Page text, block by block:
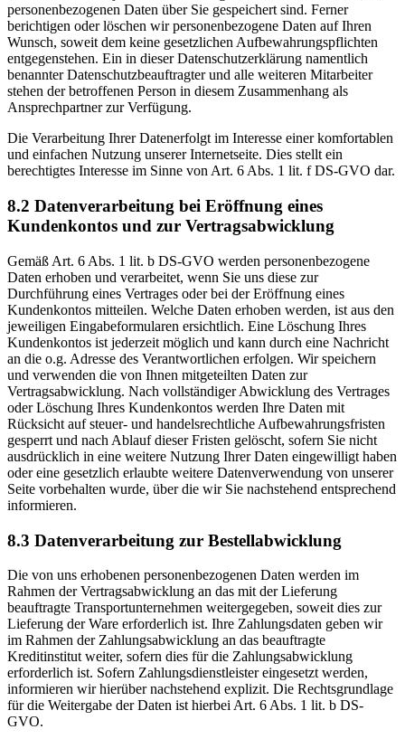
personenbezogenen Daten über Sie gespeichert sind. Ferner
berichtigen oder löschen wir personenbezogene Daten auf Ihren
Wunsch, soweit dem keine gesetzlichen Aufbewahrungspflichten
entgegenstehen. Ein in dieser Datenschutzerklärung namentlich
benannter Datenschutzbeauftragter und alle weiteren Mitarbeiter
stehen der betroffenen Person in diesem Zusammenhang als
Ansprechpartner zur Verfügung.
Die Verarbeitung Ihrer Datenerfolgt im Interesse einer komfortablen
und einfachen Nutzung unserer Internetseite. Dies stellt ein
berechtigtes Interesse im Sinne von Art. 6 Abs. 1 lit. f DS-GVO dar.
8.2 Datenverarbeitung bei Eröffnung eines
Kundenkontos und zur Vertragsabwicklung
Gemäß Art. 6 Abs. 1 lit. b DS-GVO werden personenbezogene
Daten erhoben und verarbeitet, wenn Sie uns diese zur
Durchführung eines Vertrages oder bei der Eröffnung eines
Kundenkontos mitteilen. Welche Daten erhoben werden, ist aus den
jeweiligen Eingabeformularen ersichtlich. Eine Löschung Ihres
Kundenkontos ist jederzeit möglich und kann durch eine Nachricht
an die o.g. Adresse des Verantwortlichen erfolgen. Wir speichern
und verwenden die von Ihnen mitgeteilten Daten zur
Vertragsabwicklung. Nach vollständiger Abwicklung des Vertrages
oder Löschung Ihres Kundenkontos werden Ihre Daten mit
Rücksicht auf steuer- und handelsrechtliche Aufbewahrungsfristen
gesperrt und nach Ablauf dieser Fristen gelöscht, sofern Sie nicht
ausdrücklich in eine weitere Nutzung Ihrer Daten eingewilligt haben
oder eine gesetzlich erlaubte weitere Datenverwendung von unserer
Seite vorbehalten wurde, über die wir Sie nachstehend entsprechend
informieren.
8.3 Datenverarbeitung zur Bestellabwicklung
Die von uns erhobenen personenbezogenen Daten werden im
Rahmen der Vertragsabwicklung an das mit der Lieferung
beauftragte Transportunternehmen weitergegeben, soweit dies zur
Lieferung der Ware erforderlich ist. Ihre Zahlungsdaten geben wir
im Rahmen der Zahlungsabwicklung an das beauftragte
Kreditinstitut weiter, sofern dies für die Zahlungsabwicklung
erforderlich ist. Sofern Zahlungsdienstleister eingesetzt werden,
informieren wir hierüber nachstehend explizit. Die Rechtsgrundlage
für die Weitergabe der Daten ist hierbei Art. 6 Abs. 1 lit. b DS-
GVO.